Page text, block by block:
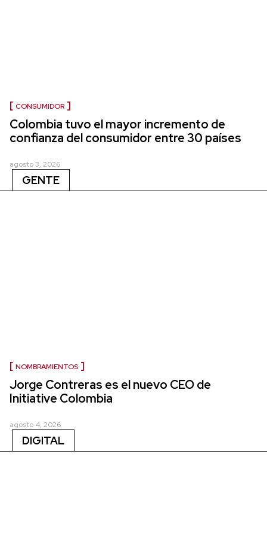
CONSUMIDOR
Colombia tuvo el mayor incremento de
confianza del consumidor entre 30 países
agosto 3, 2026
GENTE
NOMBRAMIENTOS
Jorge Contreras es el nuevo CEO de
Initiative Colombia
agosto 4, 2026
DIGITAL